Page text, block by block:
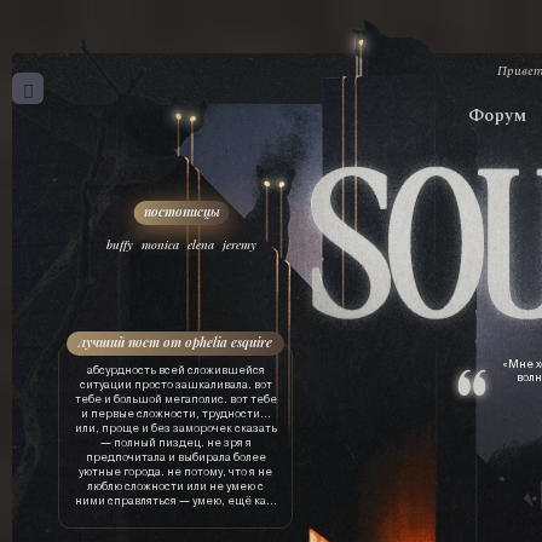
Форум
лучший пост от ophelia esquire
абсурдность всей сложившейся
ситуации просто зашкаливала. вот
тебе и большой мегаполис. вот тебе
и первые сложности, трудности…
или, проще и без заморочек сказать
— полный пиздец. не зря я
предпочитала и выбирала более
уютные города. не потому, что я не
люблю сложности или не умею с
ними справляться — умею, ещё как.
драгоценного времени, нервов, сил,
«Мне
buffy ,monica,elena , jeremy